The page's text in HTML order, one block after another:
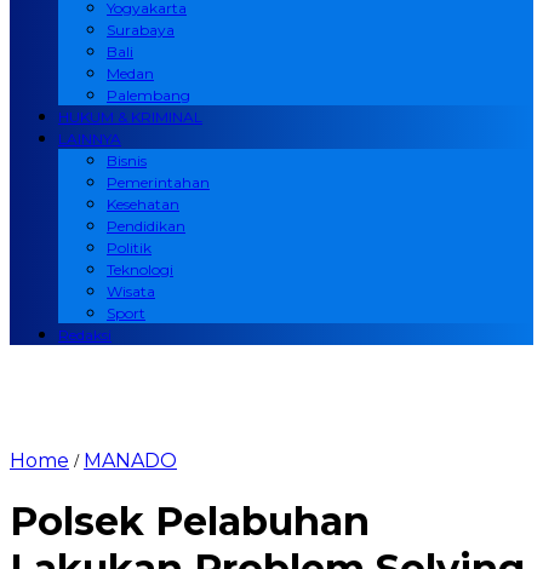
Yogyakarta
Surabaya
Bali
Medan
Palembang
HUKUM & KRIMINAL
LAINNYA
Bisnis
Pemerintahan
Kesehatan
Pendidikan
Politik
Teknologi
Wisata
Sport
Redaksi
Home / MANADO
Polsek Pelabuhan